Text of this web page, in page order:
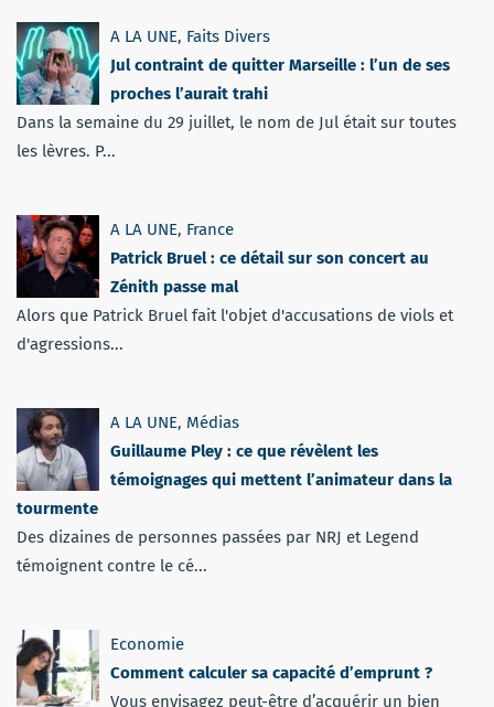
A LA UNE, Faits Divers
Jul contraint de quitter Marseille : l’un de ses
proches l’aurait trahi
Dans la semaine du 29 juillet, le nom de Jul était sur toutes
les lèvres. P...
A LA UNE, France
Patrick Bruel : ce détail sur son concert au
Zénith passe mal
Alors que Patrick Bruel fait l'objet d'accusations de viols et
d'agressions...
A LA UNE, Médias
Guillaume Pley : ce que révèlent les
témoignages qui mettent l’animateur dans la
tourmente
Des dizaines de personnes passées par NRJ et Legend
témoignent contre le cé...
Economie
Comment calculer sa capacité d’emprunt ?
Vous envisagez peut-être d’acquérir un bien